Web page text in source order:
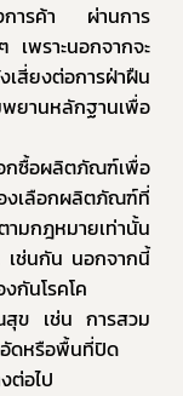
การค้า ผ่านการ
พราะนอกจากจะ
สี่ยงต่อการฝ่าฝืน
านหลักฐานเพื่อ
อกซื้อผลิตภัณฑ์เพื่อ
องเลือกผลิตภัณฑ์ที่
มกฎหมายเท่านั้น
ช่นกัน นอกจากนี้
กันโรคโค
สุข เช่น การสวม
อัดหรือพื้นที่ปิด
ต่อไป